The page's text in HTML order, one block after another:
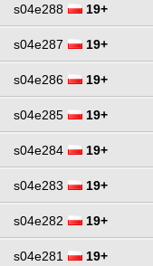
s04e288 19+
s04e287 19+
s04e286 19+
s04e285 19+
s04e284 19+
s04e283 19+
s04e282 19+
s04e281 19+